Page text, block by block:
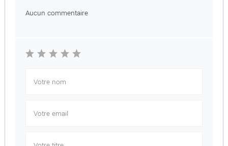
Aucun commentaire